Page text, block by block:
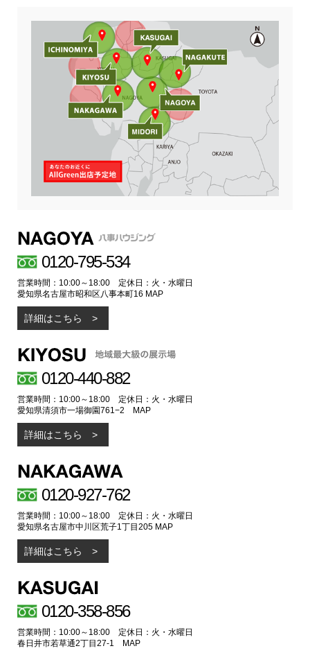
0120-795-534
営業時間：10:00～18:00 定休日：火・水曜日
愛知県名古屋市昭和区八事本町16 MAP
詳細はこちら
0120-440-882
営業時間：10:00～18:00 定休日：火・水曜日
愛知県清須市一場御園761−2 MAP
詳細はこちら
0120-927-762
営業時間：10:00～18:00 定休日：火・水曜日
愛知県名古屋市中川区荒子1丁目205 MAP
詳細はこちら
0120-358-856
営業時間：10:00～18:00 定休日：火・水曜日
春日井市若草通2丁目27-1 MAP